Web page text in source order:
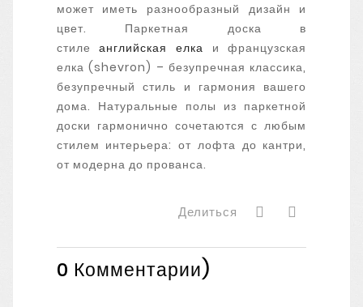
может иметь разнообразный дизайн и
цвет. Паркетная доска в
стилеанглийская елка и французская
елка (shevron) – безупречная классика,
безупречный стиль и гармония вашего
дома. Натуральные полы из паркетной
доски гармонично сочетаются с любым
стилем интерьера: от лофта до кантри,
от модерна до прованса.
Делиться
0 Комментарии)